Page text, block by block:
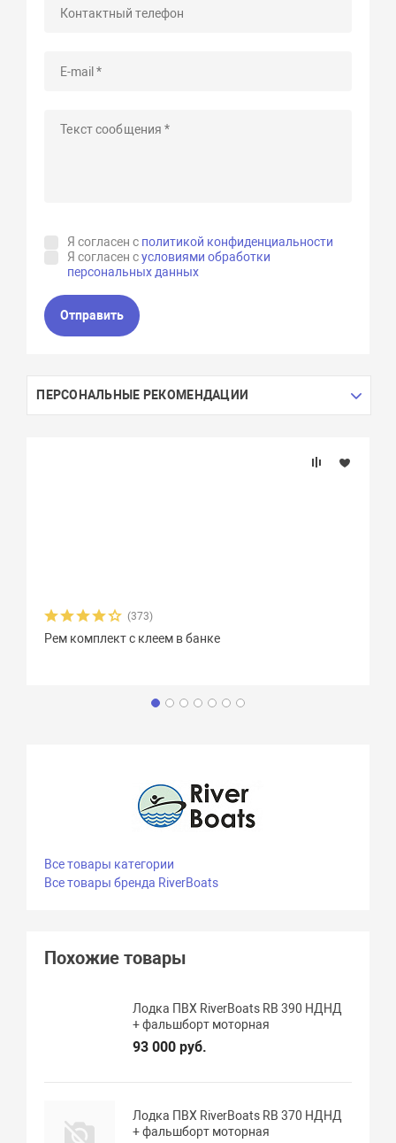
Я согласен с политикой конфиденциальности
Я согласен сусловиями обработки
персональных данных
Отправить
ПЕРСОНАЛЬНЫЕ РЕКОМЕНДАЦИИ
(373)
Рем комплект с клеем в банке
Все товары категории
Все товары бренда RiverBoats
Похожие товары
Лодка ПВХ RiverBoats RB 390 НДНД
+ фальшборт моторная
93 000 руб.
Лодка ПВХ RiverBoats RB 370 НДНД
+ фальшборт моторная